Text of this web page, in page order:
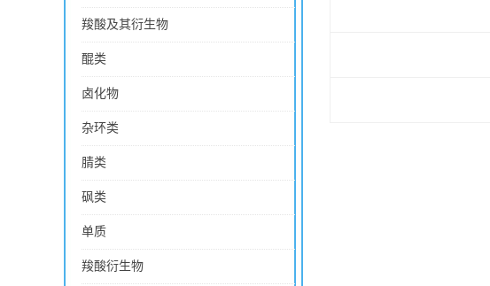
羧酸及其衍生物
醌类
卤化物
杂环类
腈类
砜类
单质
羧酸衍生物